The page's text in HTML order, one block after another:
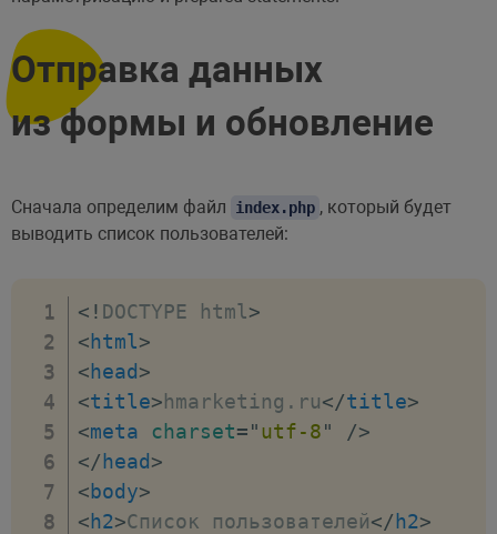
Отправка данных
из формы и обновление
Сначала определим файл index.php , который будет
выводить список пользователей:
<! DOCTYPE html>
<html>
<head>
<title>hmarketing.ru</title>
<meta charset="utf-8"
/>
</head>
<body>
<h2>Список пользователей</h2>